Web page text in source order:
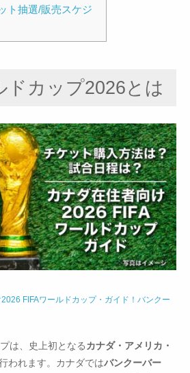
ト抽選/販売スケジ
ドカップ2026とは
FIFAワールドカップ・ガイド！バンクー
は、史上初となるカナダ・アメリカ・
われます。カナダではバンクーバー